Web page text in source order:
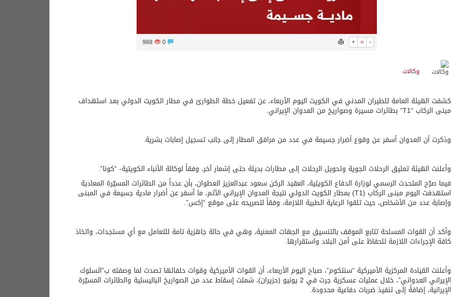
+ = -
0
988
وكالات
كشفت الهيئة العامة للطيران المدني في الكويت اليوم الأربعاء، عن تفعيل خطة الطوارئ في مطار الكويت الدولي بعد استهداف
مبنى الركاب “T1” بطائرات مسيرة وصواريخ من العدوان الإيراني.
وذكرت أن العدوان أسفر عن وقوع أضرار جسيمة في عدد من مرافق المطار إلى جانب تسجيل إصابات بشرية.
وأعلنت الهيئة تعليق الرحلات الجوية وتحويل الرحلات إلى مطارات بديلة حتى إشعار آخر، وفقاً لوكالة الأنباء الكويتية- “كونا”.
فيما صرّح المتحدث الرسمي لوزارة الدفاع الكويتية، العقيد الركن سعود عبدالعزيز العطوان، بأن عدداً من الطائرات المسيّرة المعادية
استهدفت اليوم مبنى الركاب (T1) بمطار الكويت الدولي نتيجة العدوان الإيراني الآثم، ما أسفر عن أضرار مادية جسيمة في المبنى
وإصابة عدد من الأشخاص، حيث تلقوا الرعاية الطبية اللازمة، وفقاً لتصريحه على موقع “إكس”.
وأكد أن القوات المسلحة تتابع الموقف بالتنسيق مع الجهات المعنية، وهي في حالة جاهزية تامة للتعامل مع أي مستجدات، واتخاذ
كافة الإجراءات اللازمة للحفاظ على أمن البلاد واستقرارها.
وأعلنت القيادة المركزية الأميركية “سنتكوم”، صباح اليوم الأربعاء، أن القوات الأميركية وقوات حلفائها تصدت لما وصفته ب”السلوك
الإيراني العدواني”، خلال عمليات عسكرية جرت في 2 يونيو (حزيران)، شملت إسقاط عدد من الصواريخ الباليستية والطائرات المسيّرة
الإيرانية، إضافةً إلى تنفيذ ضربات دفاعية محدودة.